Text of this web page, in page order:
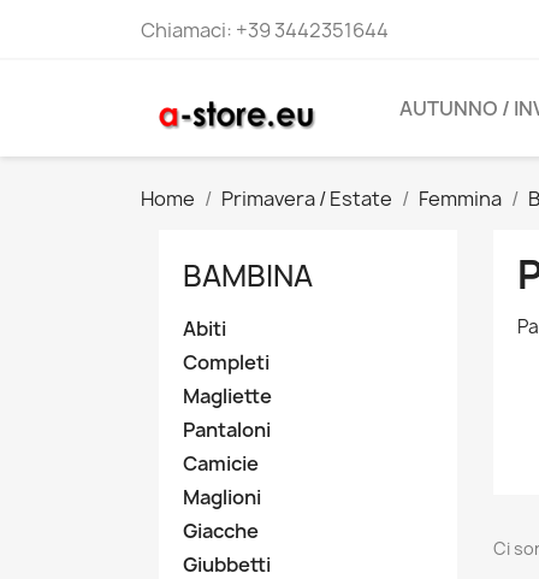
Chiamaci: +39 3442351644
AUTUNNO /
Home Primavera / Estate Femmina
BAMBINA
Abiti
Completi
Magliette
Pantaloni
Camicie
Maglioni
Giacche
Giubbetti
Ci